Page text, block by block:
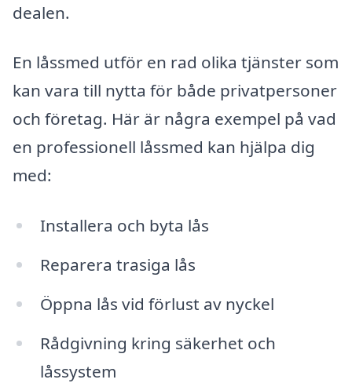
dealen.
En låssmed utför en rad olika tjänster som
kan vara till nytta för både privatpersoner
och företag. Här är några exempel på vad
en professionell låssmed kan hjälpa dig
med:
Installera och byta lås
Reparera trasiga lås
Öppna lås vid förlust av nyckel
Rådgivning kring säkerhet och
låssystem